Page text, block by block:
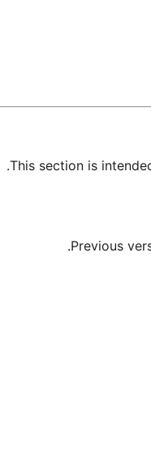
This section is
Previous